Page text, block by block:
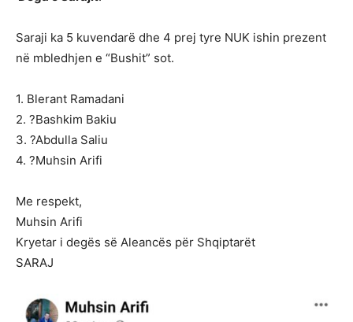
Saraji ka 5 kuvendarë dhe 4 prej tyre NUK ishin prezent
në mbledhjen e “Bushit” sot.
1. Blerant Ramadani
2. ?Bashkim Bakiu
3. ?Abdulla Saliu
4. ?Muhsin Arifi
Me respekt,
Muhsin Arifi
Kryetar i degës së Aleancës për Shqiptarët
SARAJ